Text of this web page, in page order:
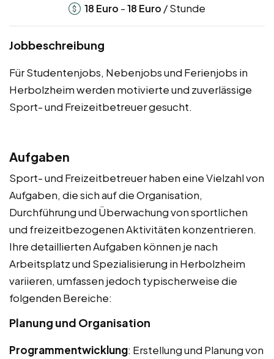
18 Euro -18 Euro / Stunde
Jobbeschreibung
Für Studentenjobs, Nebenjobs und Ferienjobs in
Herbolzheim werden motivierte und zuverlässige
Sport- und Freizeitbetreuer gesucht.
Aufgaben
Sport- und Freizeitbetreuer haben eine Vielzahl von
Aufgaben, die sich auf die Organisation,
Durchführung und Überwachung von sportlichen
und freizeitbezogenen Aktivitäten konzentrieren.
Ihre detaillierten Aufgaben können je nach
Arbeitsplatz und Spezialisierung in Herbolzheim
variieren, umfassen jedoch typischerweise die
folgenden Bereiche:
Planung und Organisation
Programmentwicklung: Erstellung und Planung von